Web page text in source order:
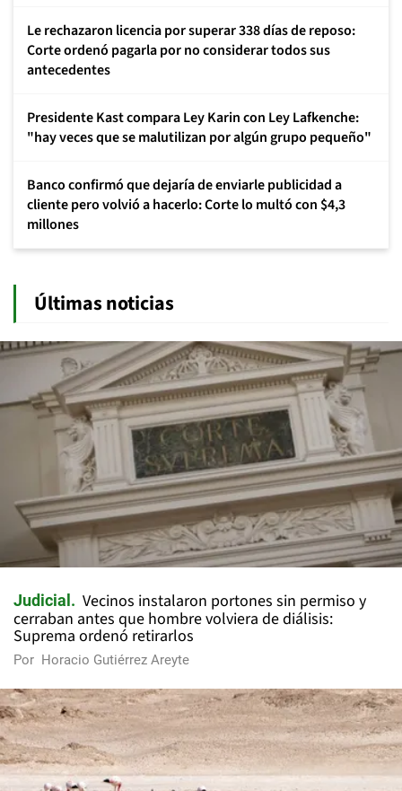
Le rechazaron licencia por superar 338 días de reposo:
Corte ordenó pagarla por no considerar todos sus
antecedentes
Presidente Kast compara Ley Karin con Ley Lafkenche:
"hay veces que se malutilizan por algún grupo pequeño"
Banco confirmó que dejaría de enviarle publicidad a
cliente pero volvió a hacerlo: Corte lo multó con $4,3
millones
Últimas noticias
Judicial
Vecinos instalaron portones sin permiso y
cerraban antes que hombre volviera de diálisis:
Suprema ordenó retirarlos
Por Horacio Gutiérrez Areyte